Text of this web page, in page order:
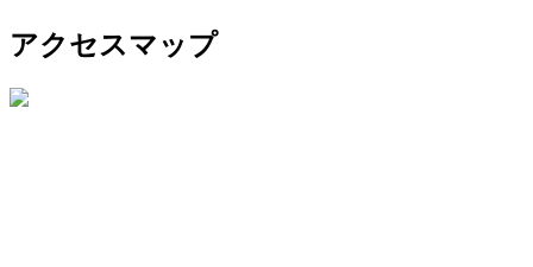
アクセスマップ